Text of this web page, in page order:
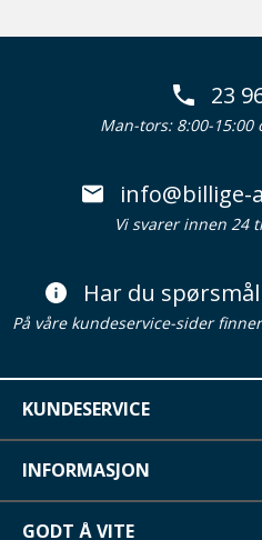
23
Man-tors: 8:00-15:00
info@billige-
Vi svarer innen 24
Har du
På våre kundeservice-sider
KUNDESERVICE
INFORMASJON
GODT Å VITE